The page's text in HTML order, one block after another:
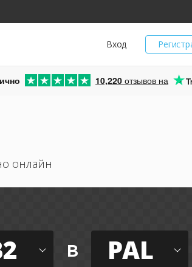
Вход
10,220 отзывов на
онлайн
в PAL